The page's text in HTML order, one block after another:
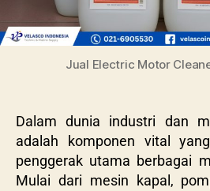
Jual Electric Motor
Dalam dunia industri dan
adalah komponen vital
penggerak utama berbagai
Mulai dari mesin kapal,